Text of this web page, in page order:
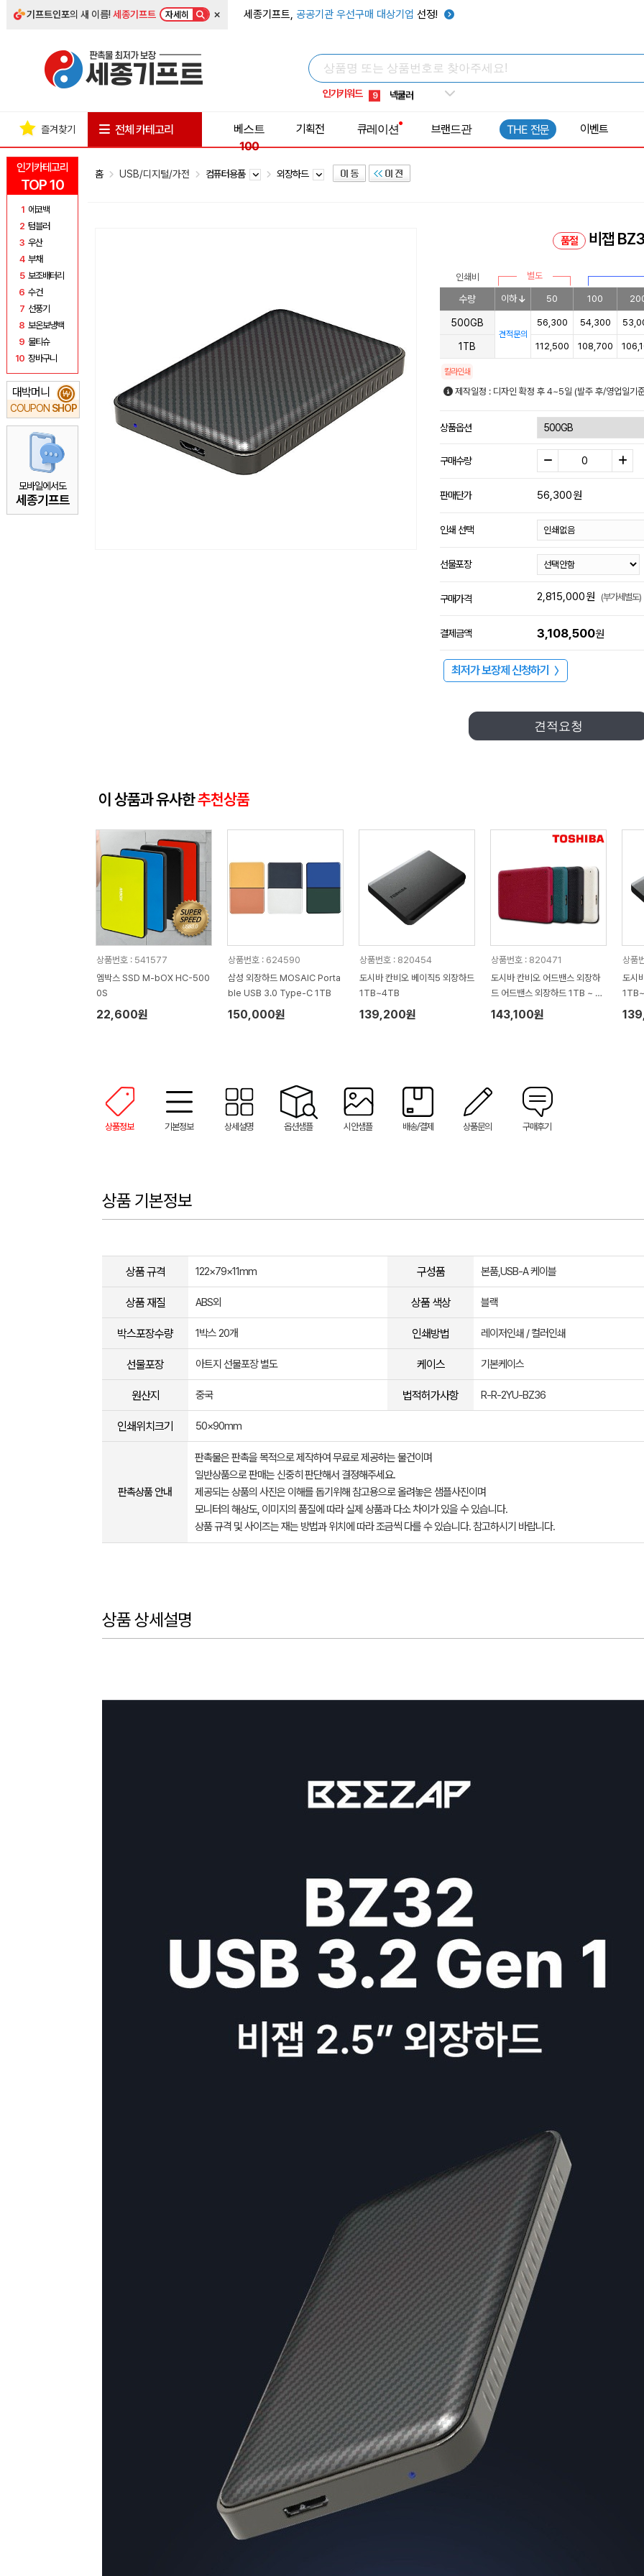
기프트인포의 새 이름!세종기프트 자세히 × 세종기프트, 공공기관 우선구매 대상기업 선정!
인기키워드
5 키캡
8 쿨토시
9 넥쿨러
1 선풍기
인기카테고리
TOP 10
1 에코백
2 텀블러
3 우산
4 부채
5 보조배터리
6 수건
7 선풍기
8 보온보냉백
9 물티슈
10 장바구니
대박머니
COUPON SHOP
₩
모바일에서도
세종기프트
즐겨찾기 전체 카테고리
베스트
100
기획전 큐레이션 브랜드관 THE 전문 이벤트
홈 USB/디지털/가전 컴퓨터용품 외장하드
품절 비잽
인쇄비 별도
수량 이하 50 100
500GB
견적문의
56,300 54,300
1TB 112,500 108,700
칼라인쇄
제작일정 : 디자인 확정 후 4~5일 (발주 후/영업일기
상품옵션
구매수량
판매단가 56,300원
인쇄 선택
선물포장
구매가격 2,815,000원 (부가세별도)
결제금액 3,108,500원
최저가 보장제 신청하기 〉
견적요청
이 상품과 유사한추천상품
상품번호 : 541577
엠박스 SSD M-bOX HC-500
0S
22,600원
상품번호 : 624590
삼성 외장하드 MOSAIC Porta
ble USB 3.0 Type-C 1TB
150,000원
상품번호 : 820454
도시바 칸비오 베이직5 외장하드
1TB~4TB
139,200원
상품번호 : 820471
도시바 칸비오 어드밴스 외장하
드 어드밴스 외장하드 1TB ~ 4
TB
143,100원
상품
도시
상품정보 기본정보 상세설명 옵션샘플 시안샘플 배송/결제 상품문의 구매후기
상품 기본정보
상품 규격 122×79×11mm 구성품 본품,USB-A 케이블
상품 재질 ABS외 상품 색상 블랙
박스포장수량 1박스 20개 인쇄방법 레이저인쇄 / 컬러인쇄
선물포장 아트지 선물포장 별도 케이스 기본케이스
원산지 중국 법적허가사항 R-R-2YU-BZ36
인쇄위치크기 50×90mm
판촉상품 안내
판촉물은 판촉을 목적으로 제작하여 무료로 제공하는 물건이며
일반상품으로 판매는 신중히 판단해서 결정해주세요.
제공되는 상품의 사진은 이해를 돕기위해 참고용으로 올려놓은 샘플사진이며
모니터의 해상도, 이미지의 품질에 따라 실제 상품과 다소 차이가 있을 수 있습니다.
상품 규격 및 사이즈는 재는 방법과 위치에 따라 조금씩 다를 수 있습니다. 참고하시기 바랍니다.
상품 상세설명